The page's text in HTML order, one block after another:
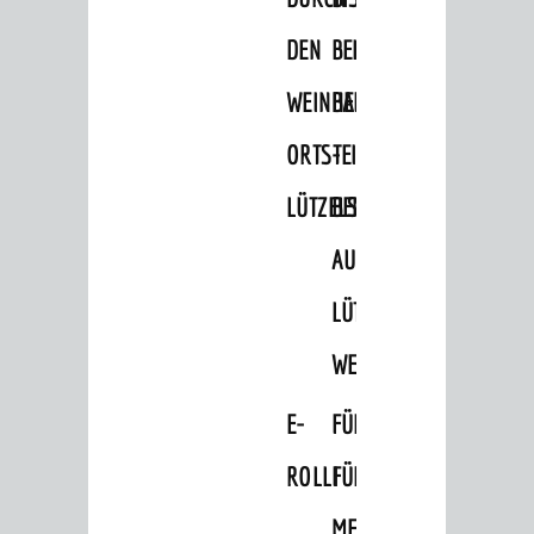
DEN
WEINHEIMER
ORTSTEIL
LÜTZELSACHSEN
BELLER-
BAD
-
BEMERKENSWERTES
AUF
LÜTZELSACHSEN'S
WEGEN
E-
ROLLI
FÜHRUNGEN
FÜR